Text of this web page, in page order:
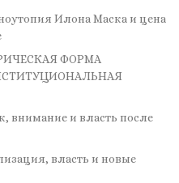
Илона Маска и цена
ФОРМА
внимание и власть после
власть и новые